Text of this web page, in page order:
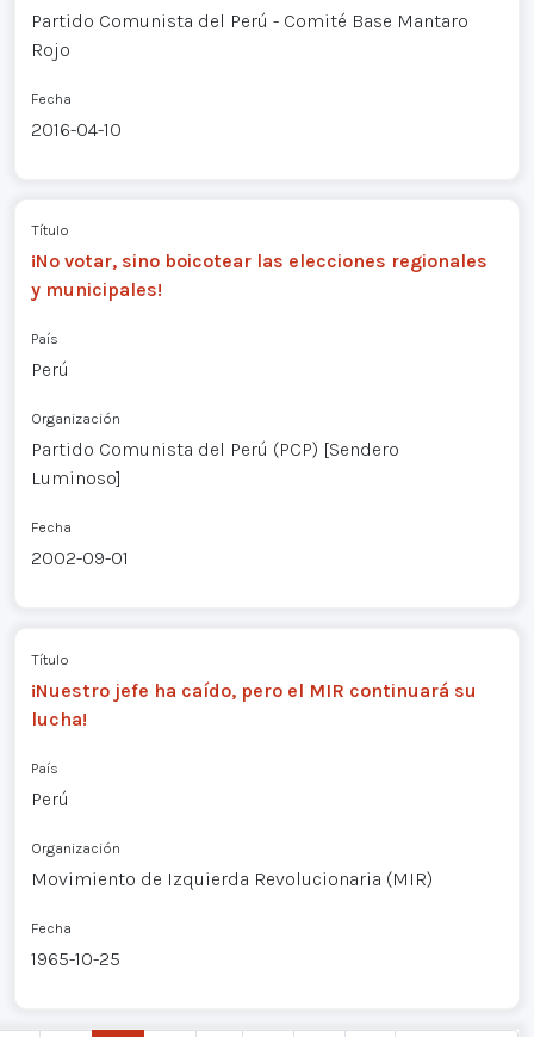
Partido Comunista del Perú - Comité Base Mantaro
Rojo
Fecha
2016-04-10
Título
¡No votar, sino boicotear las elecciones regionales
y municipales!
País
Perú
Organización
Partido Comunista del Perú (PCP) [Sendero
Luminoso]
Fecha
2002-09-01
Título
¡Nuestro jefe ha caído, pero el MIR continuará su
lucha!
País
Perú
Organización
Movimiento de Izquierda Revolucionaria (MIR)
Fecha
1965-10-25